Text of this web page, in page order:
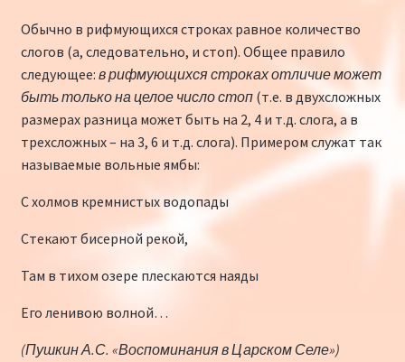
Обычно в рифмующихся строках равное количество
слогов (а, следовательно, и стоп). Общее правило
следующее: в рифмующихся строках отличие может
быть только на целое число стоп(т.е. в двухсложных
размерах разница может быть на 2, 4 и т.д. слога, а в
трехсложных – на 3, 6 и т.д. слога). Примером служат так
называемые вольные ямбы:
С холмов кремнистых водопады
Стекают бисерной рекой,
Там в тихом озере плескаются наяды
Его ленивою волной…
(Пушкин А.С. «Воспоминания в Царском Селе»)